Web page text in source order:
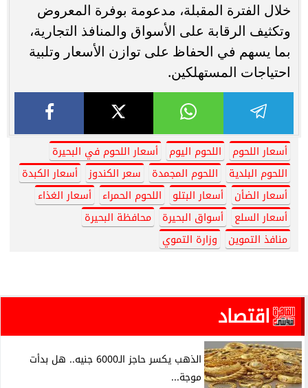
خلال الفترة المقبلة، مدعومة بوفرة المعروض
وتكثيف الرقابة على الأسواق والمنافذ التجارية،
بما يسهم في الحفاظ على توازن الأسعار وتلبية
احتياجات المستهلكين.
أسعار اللحوم اللحوم اليوم
أسعار اللحوم في البحيرة
اللحوم البلدية
اللحوم المجمدة سعر الكندوز
أسعار الكبدة
أسعار الضأن
أسعار البتلو اللحوم الحمراء
أسعار الغذاء
أسعار السلع
أسواق البحيرة
محافظة البحيرة
منافذ التموين
وزارة التموي
اقتصاد
الذهب يكسر حاجز الـ6000 جنيه.. هل بدأت
موجة...